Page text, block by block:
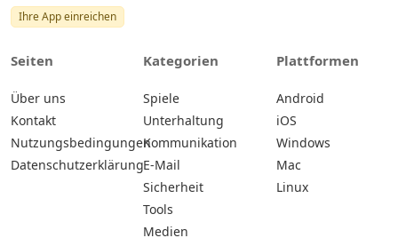
Ihre App einreichen
Seiten
Über uns
Kontakt
Nutzungsbedingungen
Datenschutzerklärung
Kategorien
Spiele
Unterhaltung
Kommunikation
E-Mail
Sicherheit
Tools
Medien
Plattformen
Android
iOS
Windows
Mac
Linux